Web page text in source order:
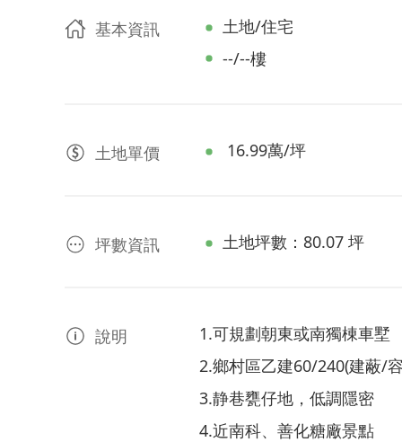
基本資訊
土地/住宅
--/--樓
土地單價 16.99萬/坪
坪數資訊 土地坪數：80.07 坪
說明
1.可規劃朝東或南獨棟車墅
2.鄉村區乙建60/240(建蔽/
3.静巷甕仔地，低調隱密
4.近南科、善化糖廠景點